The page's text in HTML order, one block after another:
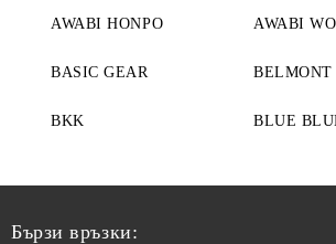
AWABI HONPO AWABI
BASIC GEAR BELMONT
BKK BLUE
Бързи връзки: